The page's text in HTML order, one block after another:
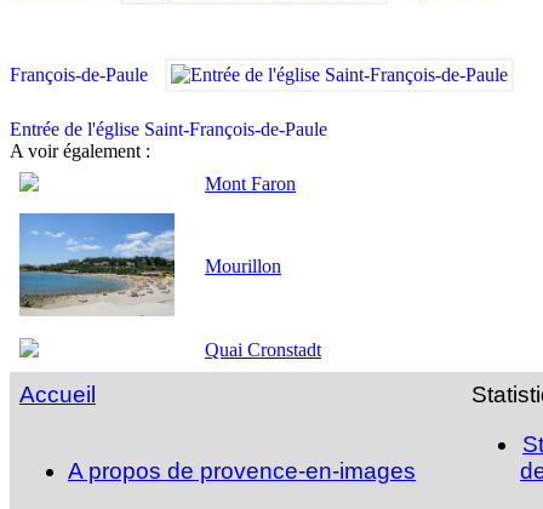
François-de-Paule
Entrée de l'église Saint-François-de-Paule
A voir également :
Mont Faron
Mourillon
Quai Cronstadt
Accueil
A propos de provence-en-images